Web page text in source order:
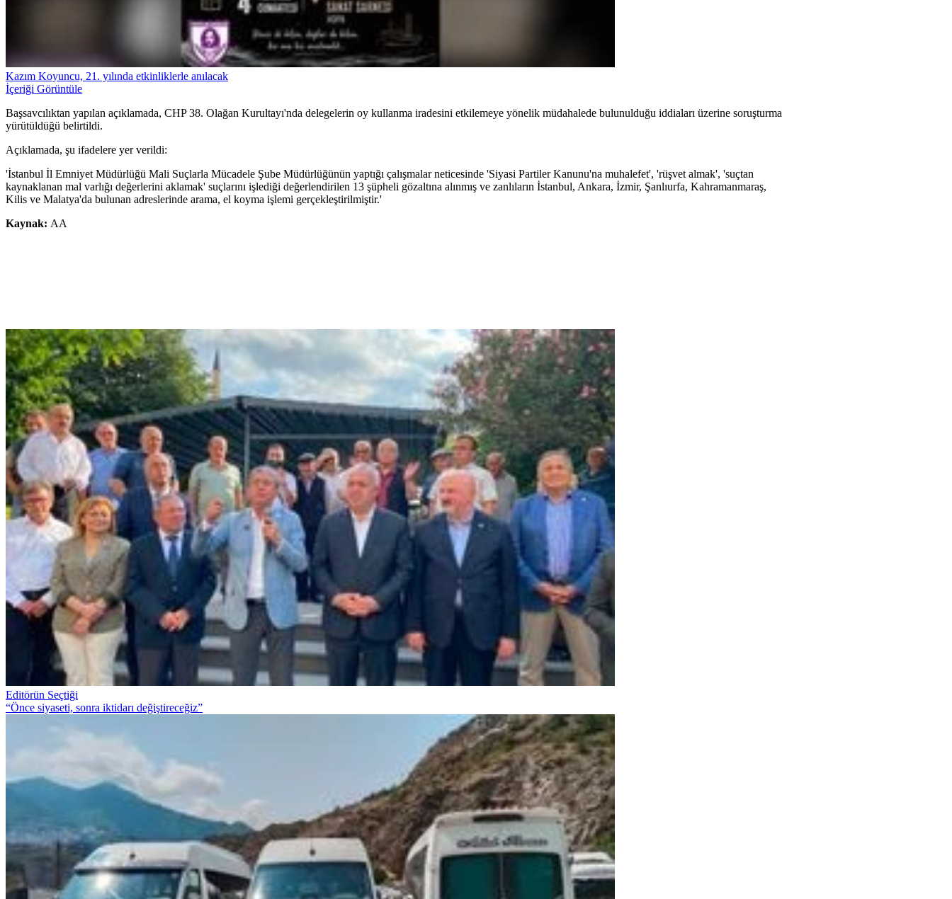
Kazım Koyuncu, 21. yılında etkinliklerle anılacak
İçeriği Görüntüle
Başsavcılıktan yapılan açıklamada, CHP 38. Olağan Kurultayı'nda delegelerin oy kullanma iradesini etkilemeye yönelik müdahalede bulunulduğu iddiaları üzerine soruşturma
yürütüldüğü belirtildi.
Açıklamada, şu ifadelere yer verildi:
'İstanbul İl Emniyet Müdürlüğü Mali Suçlarla Mücadele Şube Müdürlüğünün yaptığı çalışmalar neticesinde 'Siyasi Partiler Kanunu'na muhalefet', 'rüşvet almak', 'suçtan
kaynaklanan mal varlığı değerlerini aklamak' suçlarını işlediği değerlendirilen 13 şüpheli gözaltına alınmış ve zanlıların İstanbul, Ankara, İzmir, Şanlıurfa, Kahramanmaraş,
Kilis ve Malatya'da bulunan adreslerinde arama, el koyma işlemi gerçekleştirilmiştir.'
Kaynak: AA
Editörün Seçtiği
“Önce siyaseti, sonra iktidarı değiştireceğiz”